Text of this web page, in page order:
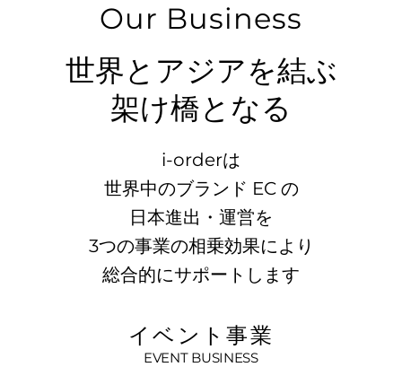
社ア
世界
Our Business
世界とアジアを結ぶ
架け橋となる
i-orderは
世界中のブランド EC の
日本進出・運営を
3つの事業の相乗効果により
総合的にサポートします
イベント事業
EVENT BUSINESS